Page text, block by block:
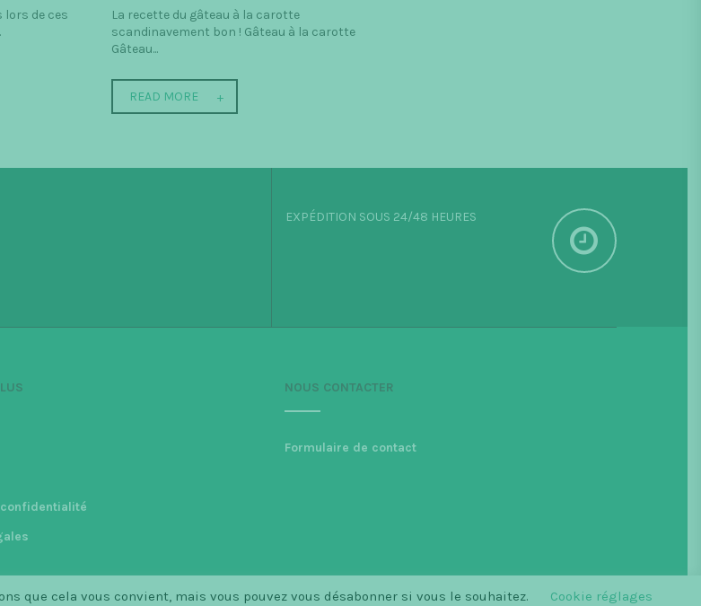
lors de ces
La recette du gâteau à la carotte
scandinavement bon ! Gâteau à la carotte
Gâteau...
READ MORE
EXPÉDITION SOUS 24/48 HEURES
NOUS CONTACTER
Formulaire de contact
que cela vous convient, mais vous pouvez vous désabonner si vous le souhaitez. Cookie réglages